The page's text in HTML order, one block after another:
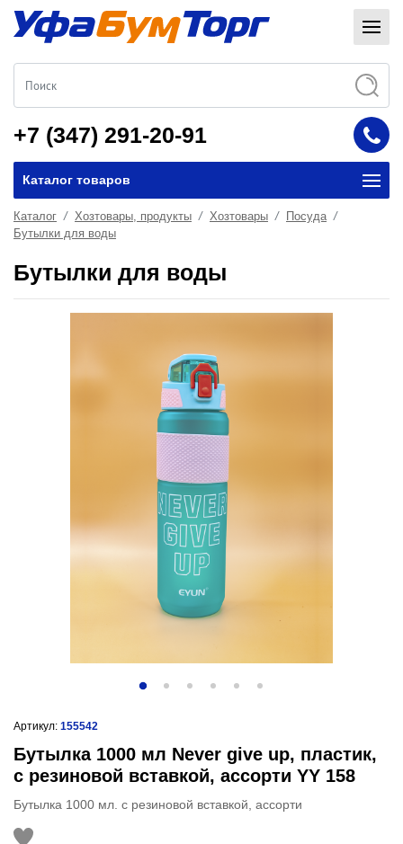
+7 (347) 291-20-91
Каталог товаров
Каталог Хозтовары, продукты Хозтовары
Посуда
Бутылки для воды
Бутылки для воды
Артикул: 155542
Бутылка 1000 мл Never give up, пластик,
с резиновой вставкой, ассорти YY 158
Бутылка 1000 мл. с резиновой вставкой, ассорти